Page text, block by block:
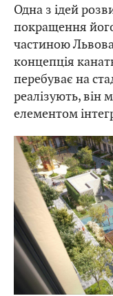
Одна з ідей
покращення
частиною
концепція
перебуває на
реалізують, він
елементом